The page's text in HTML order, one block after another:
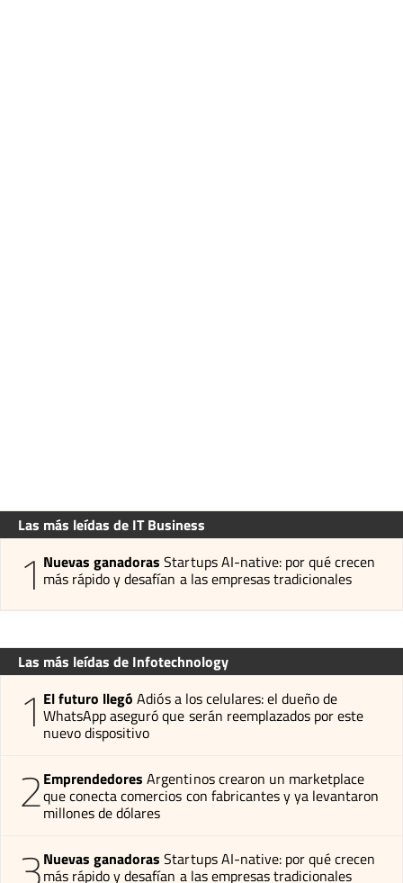
Las más leídas de IT Business
1 Nuevas ganadoras Startups AI-native: por qué crecen
más rápido y desafían a las empresas tradicionales
Las más leídas de Infotechnology
1 El futuro llegó Adiós a los celulares: el dueño de
WhatsApp aseguró que serán reemplazados por este
nuevo dispositivo
2Emprendedores Argentinos crearon un marketplace
que conecta comercios con fabricantes y ya levantaron
millones de dólares
Nuevas ganadoras Startups AI-native: por qué crecen
más rápido y desafían a las empresas tradicionales